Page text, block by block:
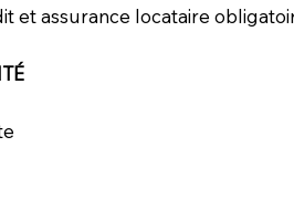
et assurance locataire